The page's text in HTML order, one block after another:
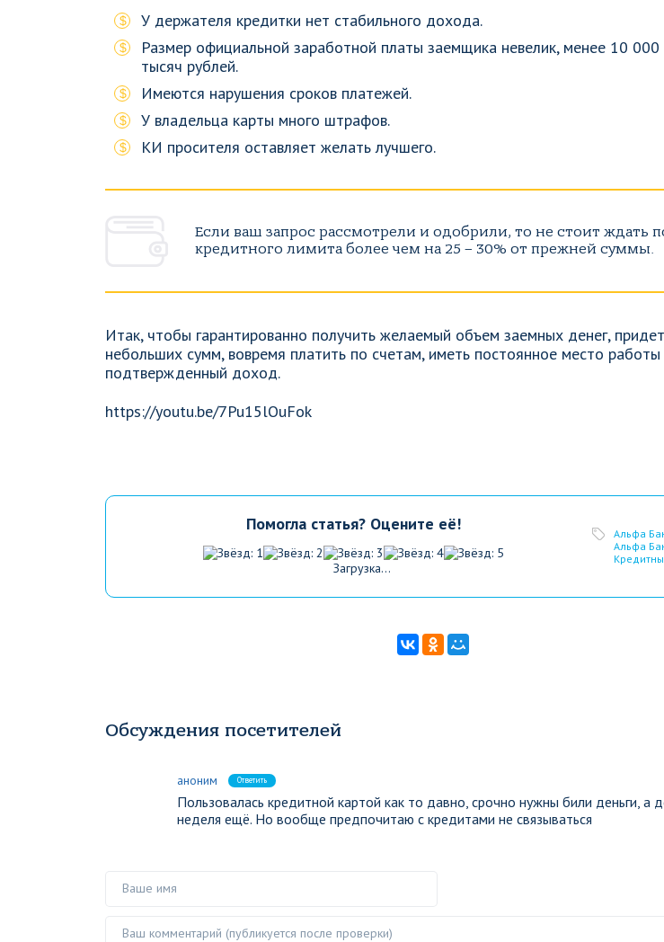
У держателя кредитки нет стабильного дохода.
Размер официальной заработной платы заемщика невелик, менее 10
тысяч рублей.
Имеются нарушения сроков платежей.
У владельца карты много штрафов.
КИ просителя оставляет желать лучшего.
Если ваш запрос рассмотрели и одобрили, то не стоит ждать
кредитного лимита более чем на 25 – 30% от прежней суммы.
Итак, чтобы гарантированно получить желаемый объем заемных денег,
небольших сумм, вовремя платить по счетам, иметь постоянное место
подтвержденный доход.
https://youtu.be/7Pu15lOuFok
Помогла статья? Оцените её!
Загрузка...
Альфа
Альфа
Обсуждения посетителей
аноним Ответить
Пользовалась кредитной картой как то давно, срочно нужны били деньги, а
неделя ещё. Но вообще предпочитаю с кредитами не связываться